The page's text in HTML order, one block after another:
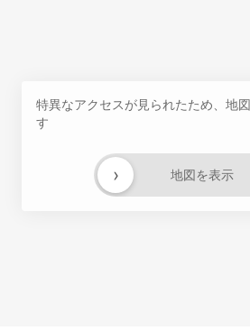
特異なアクセスが見られたため、地
す
地図を表示
›